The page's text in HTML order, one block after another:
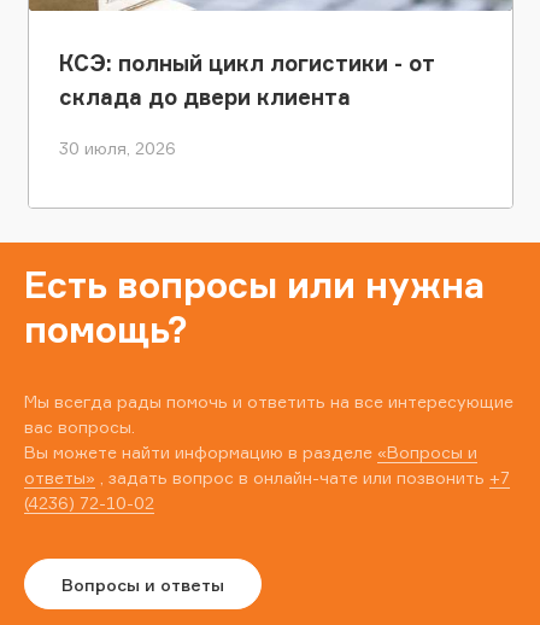
КСЭ: полный цикл логистики - от
склада до двери клиента
30 июля, 2026
Есть вопросы или нужна
помощь?
Мы всегда рады помочь и ответить на все интересующие
вас вопросы.
Вы можете найти информацию в разделе «Вопросы и
ответы» , задать вопрос в онлайн-чате или позвонить +7
(4236) 72-10-02
Вопросы и ответы